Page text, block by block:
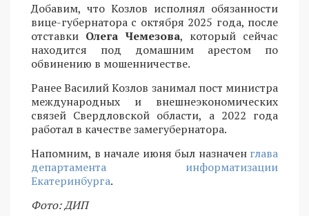
Добавим, что Козлов исполнял обязанности
вице-губернатора с октября 2025 года, после
отставки Олега Чемезова, который сейчас
находится под домашним арестом по
обвинению в мошенничестве.
Ранее Василий Козлов занимал пост министра
международных и внешнеэкономических
связей Свердловской области, а 2022 года
работал в качестве замегубернатора.
Напомним, в начале июня был назначен глава
департамента информатизации
Екатеринбурга.
Фото: ДИП